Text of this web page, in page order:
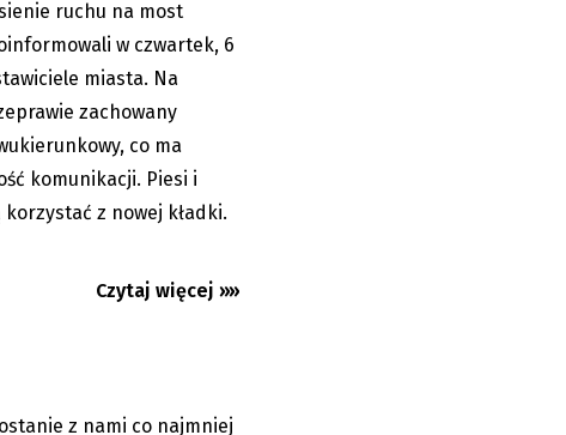
ruchu na most
w czwartek, 6
miasta. Na
zachowany
co ma
komunikacji. Piesi i
z nowej kładki.
Czytaj więcej »»
06.08.2026
Gorąco
co
z nami co najmniej